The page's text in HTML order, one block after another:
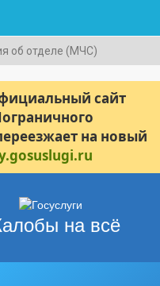
об отделе (МЧС)
сайт
на новый
на всё